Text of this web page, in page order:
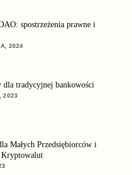
spostrzeżenia prawne i
2024
dla tradycyjnej bankowości
2023
Małych Przedsiębiorców i